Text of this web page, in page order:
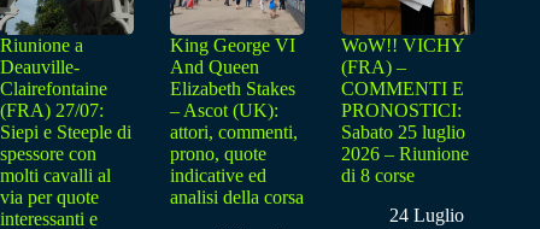
Riunione a
Deauville-
Clairefontaine
(FRA) 27/07:
Siepi e Steeple di
spessore con
molti cavalli al
via per quote
interessanti e
King George VI
And Queen
Elizabeth Stakes
– Ascot (UK):
attori, commenti,
prono, quote
indicative ed
analisi della corsa
WoW!! VICHY
(FRA) –
COMMENTI E
PRONOSTICI:
Sabato 25 luglio
2026 – Riunione
di 8 corse
24 Luglio